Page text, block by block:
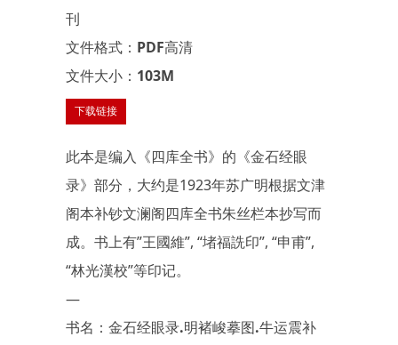
刊
文件格式：PDF高清
文件大小：103M
下载链接
此本是编入《四库全书》的《金石经眼
录》部分，大约是1923年苏广明根据文津
阁本补钞文澜阁四库全书朱丝栏本抄写而
成。书上有”王國維”, “堵福詵印”, “申甫”,
“林光漢校”等印记。
—
书名：金石经眼录.明褚峻摹图.牛运震补